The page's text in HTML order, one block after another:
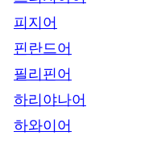
피지어
핀란드어
필리핀어
하리야나어
하와이어